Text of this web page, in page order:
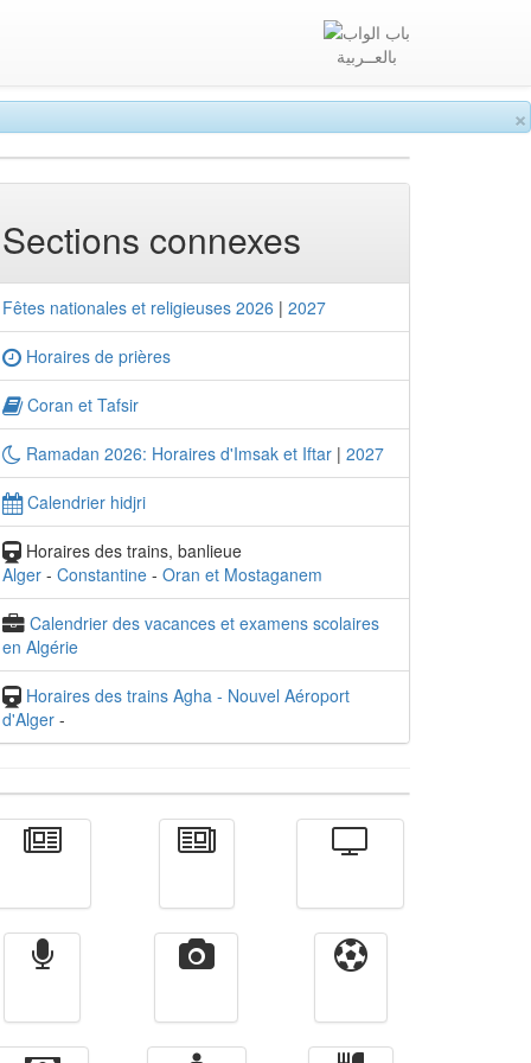
×
بالعــربية
Sections connexes
Fêtes nationales et religieuses 2026 | 2027
Horaires de prières
Coran et Tafsir
Ramadan 2026: Horaires d'Imsak et Iftar | 2027
Calendrier hidjri
Horaires des trains, banlieue
Alger - Constantine - Oran et Mostaganem
Calendrier des vacances et examens scolaires
en Algérie
Horaires des trains Agha - Nouvel Aéroport
d'Alger -